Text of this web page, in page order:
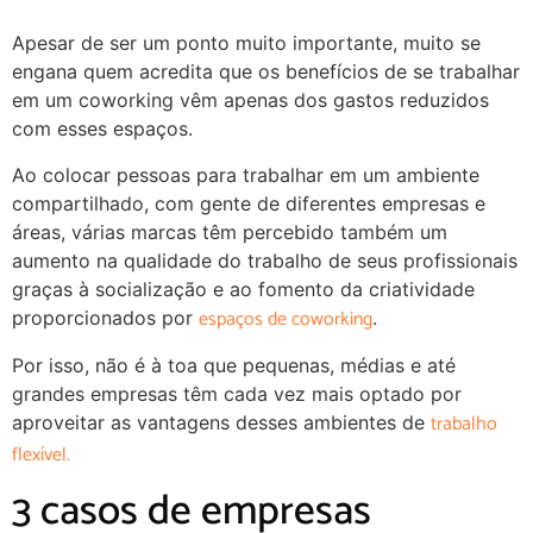
Apesar de ser um ponto muito importante, muito se
engana quem acredita que os benefícios de se trabalhar
em um coworking vêm apenas dos gastos reduzidos
com esses espaços.
Ao colocar pessoas para trabalhar em um ambiente
compartilhado, com gente de diferentes empresas e
áreas, várias marcas têm percebido também um
aumento na qualidade do trabalho de seus profissionais
graças à socialização e ao fomento da criatividade
proporcionados por espaços de coworking.
Por isso, não é à toa que pequenas, médias e até
grandes empresas têm cada vez mais optado por
aproveitar as vantagens desses ambientes de trabalho
flexível.
3 casos de empresas